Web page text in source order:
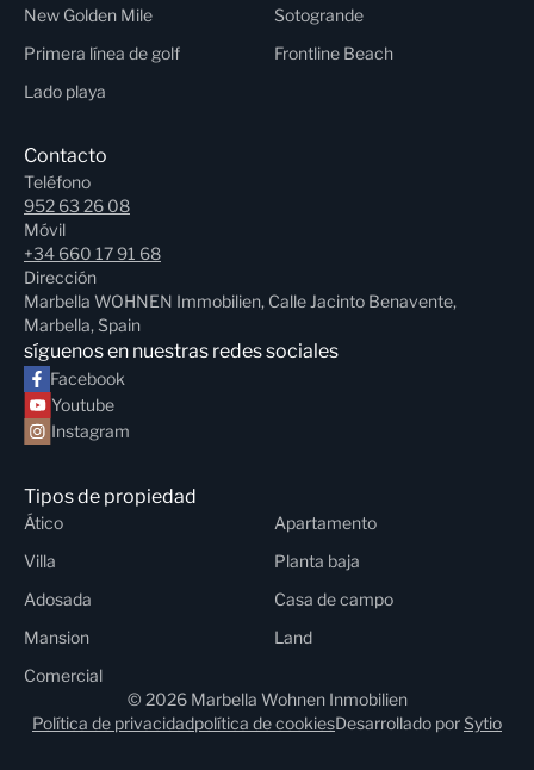
New Golden Mile
Sotogrande
Primera línea de golf
Frontline Beach
Lado playa
Contacto
Teléfono
952 63 26 08
Móvil
+34 660 17 91 68
Dirección
Marbella WOHNEN Immobilien, Calle Jacinto Benavente,
Marbella, Spain
síguenos en nuestras redes sociales
Facebook
Youtube
Instagram
Tipos de propiedad
Ático
Apartamento
Villa
Planta baja
Adosada
Casa de campo
Mansion
Land
Comercial
© 2026 Marbella Wohnen Inmobilien
Política de privacidadpolítica de cookiesDesarrollado por Sytio